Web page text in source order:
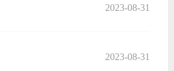
2023-08-31
2023-08-31